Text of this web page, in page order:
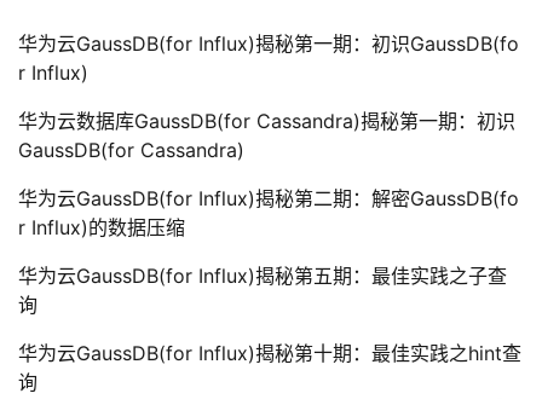
华为云GaussDB(for Influx)揭秘第一期：初识GaussDB(fo
r Influx)
华为云数据库GaussDB(for Cassandra)揭秘第一期：初识
GaussDB(for Cassandra)
华为云GaussDB(for Influx)揭秘第二期：解密GaussDB(fo
r Influx)的数据压缩
华为云GaussDB(for Influx)揭秘第五期：最佳实践之子查
询
华为云GaussDB(for Influx)揭秘第十期：最佳实践之hint查
询